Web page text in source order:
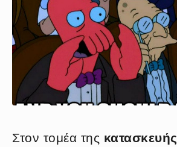
Στον τομέα της κατασκευής